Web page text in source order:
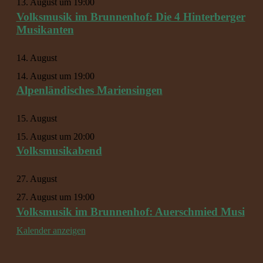
13. August um 19:00
Volksmusik im Brunnenhof: Die 4 Hinterberger
Musikanten
14. August
14. August um 19:00
Alpenländisches Mariensingen
15. August
15. August um 20:00
Volksmusikabend
27. August
27. August um 19:00
Volksmusik im Brunnenhof: Auerschmied Musi
Kalender anzeigen